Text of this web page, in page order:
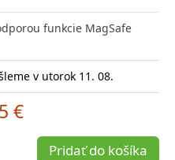
funkcie MagSafe
v utorok 11. 08.
€
Pridať do košíka